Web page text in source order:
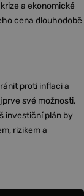
a ekonomické
cena dlouhodobě
proti inflaci a
své možnosti,
investiční plán by
rizikem a